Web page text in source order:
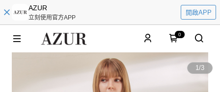
AZUR
立刻使用官方APP
開啟APP
0
1/3